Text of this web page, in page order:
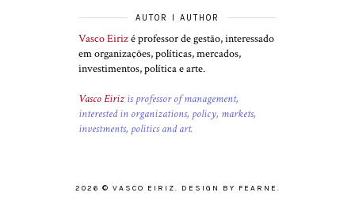
AUTOR I AUTHOR
Vasco Eirizé professor de gestão, interessado
em organizações, políticas, mercados,
investimentos, política e arte.
Vasco Eiriz is professor of management,
interested in organizations, policy, markets,
investments, politics and art.
2026 © VASCO EIRIZ. DESIGN BY FEARNE .